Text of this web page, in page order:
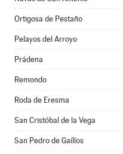
Ortigosa de Pestaño
Pelayos del Arroyo
Prádena
Remondo
Roda de Eresma
San Cristóbal de la Vega
San Pedro de Gaíllos